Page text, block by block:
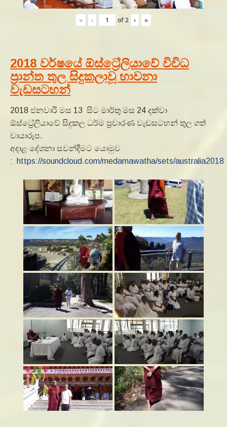
« ‹ of2 › »
2018 වර්ෂයේ ඕස්ට්‍රේලියාවේ විවිධ
ප්‍රාන්ත තුල සිදුකලාවූ භාවනා
වැඩසටහන්
2018 ජනවාරි මස 13 සිට මාර්තු මස 24 දක්වා
ඕස්ට්‍රේලියාවේ සිදුකල ධර්ම ප්‍රචාරණ වැඩසටහන් තුල ගත්
චායාරූප.
අදාළ දේශනා සවන්දීමට යොමුව
:
https://soundcloud.com/medamawatha/sets/australia2018